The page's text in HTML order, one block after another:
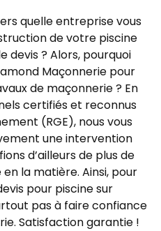
quelle entreprise vous
de votre piscine
devis ? Alors, pourquoi
Maçonnerie pour
de maçonnerie ? En
certifiés et reconnus
(RGE), nous vous
une intervention
d’ailleurs de plus de
la matière. Ainsi, pour
pour piscine sur
pas à faire confiance
Satisfaction garantie !